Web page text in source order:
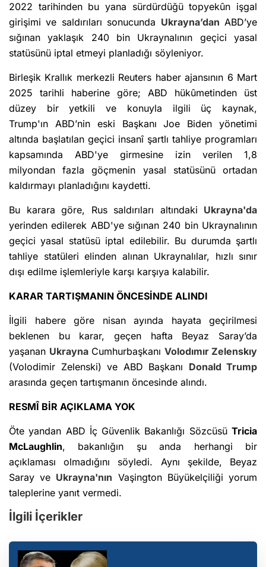
2022 tarihinden bu yana sürdürdüğü topyekûn işgal
girişimi ve saldırıları sonucunda Ukrayna’dan ABD’ye
sığınan yaklaşık 240 bin Ukraynalının geçici yasal
statüsünü iptal etmeyi planladığı söyleniyor.
Birleşik Krallık merkezli Reuters haber ajansının 6 Mart
2025 tarihli haberine göre; ABD hükûmetinden üst
düzey bir yetkili ve konuyla ilgili üç kaynak,
Trump'ın ABD’nin eski Başkanı Joe Biden yönetimi
altında başlatılan geçici insanî şartlı tahliye programları
kapsamında ABD'ye girmesine izin verilen 1,8
milyondan fazla göçmenin yasal statüsünü ortadan
kaldırmayı planladığını kaydetti.
Bu karara göre, Rus saldırıları altındaki Ukrayna'da
yerinden edilerek ABD'ye sığınan 240 bin Ukraynalının
geçici yasal statüsü iptal edilebilir. Bu durumda şartlı
tahliye statüleri elinden alınan Ukraynalılar, hızlı sınır
dışı edilme işlemleriyle karşı karşıya kalabilir.
KARAR TARTIŞMANIN ÖNCESİNDE ALINDI
İlgili habere göre nisan ayında hayata geçirilmesi
beklenen bu karar, geçen hafta Beyaz Saray’da
yaşanan UkraynaCumhurbaşkanı Volodımır Zelenskıy
(Volodimir Zelenski) ve ABD Başkanı Donald Trump
arasında geçen tartışmanın öncesinde alındı.
RESMÎ BİR AÇIKLAMA YOK
Öte yandan ABD İç Güvenlik Bakanlığı Sözcüsü Tricia
McLaughlin, bakanlığın şu anda herhangi bir
açıklaması olmadığını söyledi. Aynı şekilde, Beyaz
Saray ve Ukrayna'nın Vaşington Büyükelçiliği yorum
taleplerine yanıt vermedi.
İlgili İçerikler